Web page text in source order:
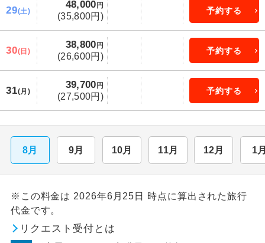
29(土)
48,000 円
(35,800円)
予約する
30(日)
38,800 円
(26,600円)
予約する
31(月)
39,700 円
(27,500円)
予約する
8月 9月 10月 11月 12月 1
※この料金は 2026年6月25日 時点に算出された旅行
代金です。
リクエスト受付とは